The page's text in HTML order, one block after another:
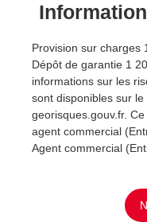
Provision sur charges
Dépôt de garantie 1
informations sur les
sont disponibles sur
georisques.gouv.fr.
agent commercial
Agent commercial